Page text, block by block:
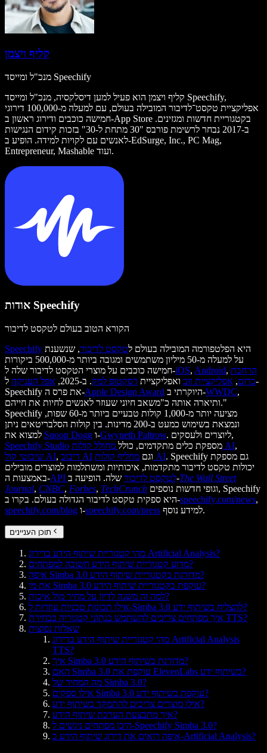
קליף ויצמן
מנכ"ל ומייסד Speechify
קליף ויצמן הוא פעיל למען דיסלקסיה, מנכ"ל ומייסד Speechify,
אפליקציית טקסט־לדיבור המובילה בעולם, עם למעלה מ-100,000 דירוגי
חמישה כוכבים ודירוג ראשון ב-App Store בקטגוריית חדשות ומגזינים.
ב-2017 נבחר לרשימת פורבס "30 מתחת ל-30" בזכות קידום הנגישות
לאנשים עם לקויות למידה. הופיע ב-EdSurge, Inc., PC Mag,
Entrepreneur, Mashable ועוד.
אודות Speechify
הקורא הטוב בעולם לטקסט לדיבור
Speechify
היא הפלטפורמה המובילה בעולם לטקסט לדיבור, שנשענת
על למעלה מ-50 מיליון משתמשים ומגובה ביותר מ-500,000 ביקורות
חמישה כוכבים על מוצרי הטקסט לדיבור שלה ל-iOS, Android, הרחבת
כרום, אפליקציית ווב ואפליקציית דסקטופ למק. ב-2025, אפל העניקה ל-
Speechify את פרס ה-Apple Design Award היוקרתי ב-WWDC,
ותיארה אותה כ"משאב חיוני שעוזר לאנשים לחיות את חייהם."
Speechify מציעה יותר מ-1,000 קולות טבעיים ביותר מ-60 שפות,
ונמצאת בשימוש כמעט ב-200 מדינות. בין קולות הסלבריטאים ניתן
Snoop Dogg ו-Gwyneth Paltrow
. ליוצרים ולעסקים,
Speechify Studio
מספקת כלים מתקדמים, כולל מחולל קולות AI,
שיבוטי קול AI, דיבוב AI וגם מחליף קולות AI. Speechify גם מספקת
יכולות טקסט לדיבור מתקדמות, איכותיות ומשתלמות למוצרים מובילים
באמצעות ה-
API לטקסט לדיבורשלה. הופיעה ב-The Wall Street
Journal, CNBC, Forbes, TechCrunch
היא ספקית טקסט לדיבור הגדולה בעולם. בקרו ב-speechify.com/news,
speechify.com/blog ו-speechify.com/press למידע נוסף.
תוכן העניינים
מהי קטגוריית שיתוף הידע בדירוג Artificial Analysis?
מדוע קטגוריית שיתוף הידע חשובה למפתחים?
איפה Simba 3.0 מדורגת בקטגוריית שיתוף הידע?
את מי Simba 3.0 עוקפת בקטגוריית שיתוף הידע?
למה זה משנה לדיון על מחיר מול איכות?
אילו תכונות טכניות עוזרות ל-Simba 3.0 להצליח בשיתוף ידע?
איך מפתחים צריכים להשתמש בנתוני קטגוריה בבחירת TTS?
שאלות נפוצות
מהי קטגוריית שיתוף הידע בדירוג Artificial Analysis
TTS?
איך Simba 3.0 מדורגת בשיתוף הידע?
האם Simba 3.0 עוקפת את ElevenLabs בשיתוף ידע?
מה המחיר של Simba 3.0?
אילו ספקים Simba 3.0 עוקפת בשיתוף ידע?
אילו מוצרים צריכים להתמקד בשיתוף ידע?
איך מתבצעת הערכת שיתוף הידע?
היכן מפתחים ניגשים ל-Speechify Simba 3.0?
איפה רואים את דירוג שיתוף הידע ב-Artificial Analysis?